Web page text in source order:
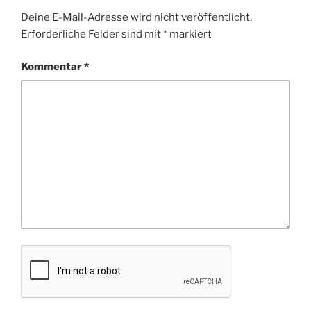
Deine E-Mail-Adresse wird nicht veröffentlicht.
Erforderliche Felder sind mit* markiert
Kommentar*